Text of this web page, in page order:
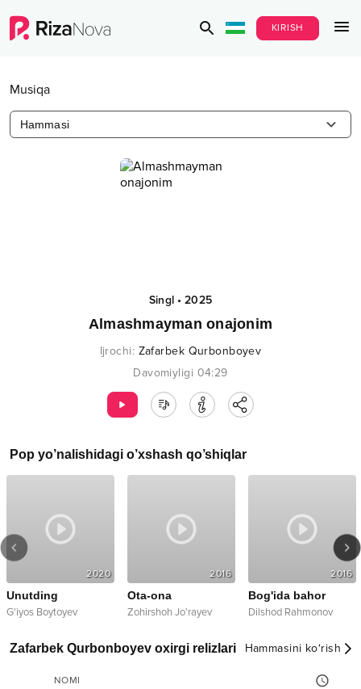
KIRISH
Musiqa
Hammasi
Singl•2025
Almashmayman onajonim
Ijrochi: Zafarbek Qurbonboyev
Davomiyligi 04:29
Pop yo’nalishidagi o’xshash qo’shiqlar
2020
Unutding
G'iyos Boytoyev
2016
Ota-ona
Zohirshoh Jo'rayev
2016
Bog'ida bahor
Dilshod Rahmonov
Zafarbek Qurbonboyev oxirgi relizlari Hammasini ko‘rish
NOMI